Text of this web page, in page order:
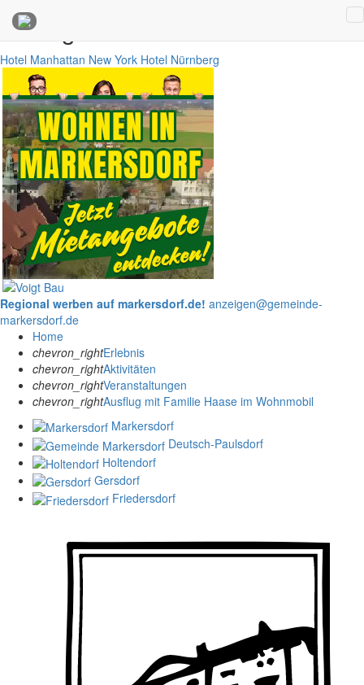
Anzeigen
Hotel Manhattan New York Hotel Nürnberg
Regional werben auf markersdorf.de! anzeigen@gemeinde-
markersdorf.de
Home
chevron_rightErlebnis
chevron_rightAktivitäten
chevron_rightVeranstaltungen
chevron_rightAusflug mit Familie Haase im Wohnmobil
Markersdorf
Deutsch-Paulsdorf
Holtendorf
Gersdorf
Friedersdorf